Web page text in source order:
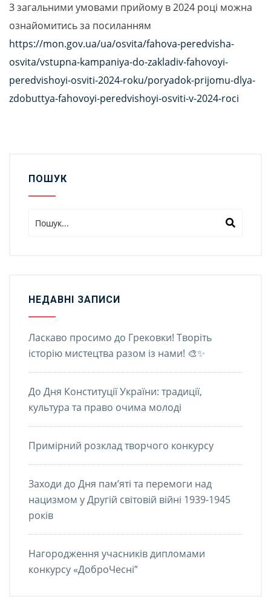
З загальними умовами прийому в 2024 році можна
ознайомитись за посиланням
https://mon.gov.ua/ua/osvita/fahova-peredvisha-
osvita/vstupna-kampaniya-do-zakladiv-fahovoyi-
peredvishoyi-osviti-2024-roku/poryadok-prijomu-dlya-
zdobuttya-fahovoyi-peredvishoyi-osviti-v-2024-roci
ПОШУК
НЕДАВНІ ЗАПИСИ
Ласкаво просимо до Грековки! Творіть
історію мистецтва разом із нами! 🎨✨
До Дня Конституції України: традиції,
культура та право очима молоді
Примірний розклад творчого конкурсу
Заходи до Дня пам’яті та перемоги над
нацизмом у Другій світовій війні 1939-1945
років
Нагородження учасників дипломами
конкурсу «ДоброЧесні”